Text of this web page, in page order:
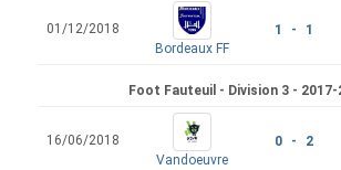
01/12/2018
Bordeaux FF
1 - 1
Foot Fauteuil - Division 3 - 2017-
16/06/2018
Vandoeuvre
0 - 2